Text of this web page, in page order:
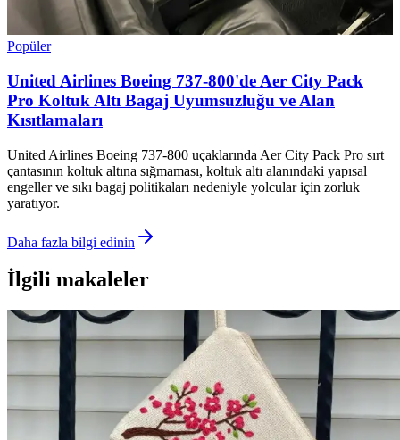
Popüler
United Airlines Boeing 737-800'de Aer City Pack
Pro Koltuk Altı Bagaj Uyumsuzluğu ve Alan
Kısıtlamaları
United Airlines Boeing 737-800 uçaklarında Aer City Pack Pro sırt
çantasının koltuk altına sığmaması, koltuk altı alanındaki yapısal
engeller ve sıkı bagaj politikaları nedeniyle yolcular için zorluk
yaratıyor.
Daha fazla bilgi edinin
İlgili makaleler